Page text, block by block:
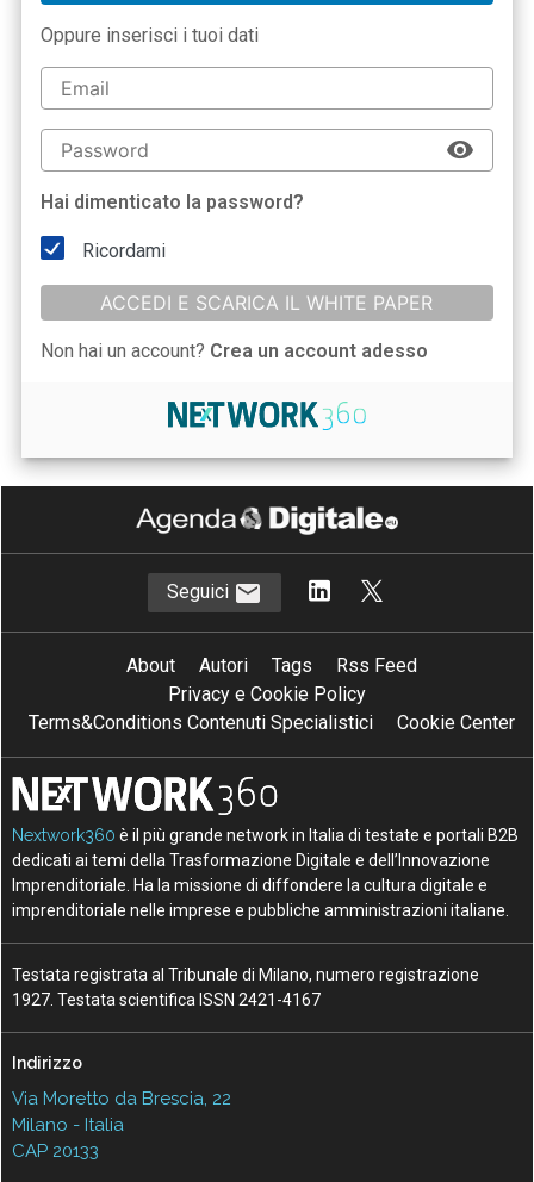
Oppure inserisci i tuoi dati
Hai dimenticato la password?
Ricordami
ACCEDI E SCARICA IL WHITE PAPER
Non hai un account? Crea un account adesso
Seguici
About Autori Tags
Rss Feed
Privacy e Cookie Policy
Terms&Conditions Contenuti Specialistici
Cookie Center
Nextwork360 è il più grande network in Italia di testate e portali B2B
dedicati ai temi della Trasformazione Digitale e dell’Innovazione
Imprenditoriale. Ha la missione di diffondere la cultura digitale e
imprenditoriale nelle imprese e pubbliche amministrazioni italiane.
Testata registrata al Tribunale di Milano, numero registrazione
1927. Testata scientifica ISSN 2421-4167
Indirizzo
Via Moretto da Brescia, 22
Milano - Italia
CAP 20133